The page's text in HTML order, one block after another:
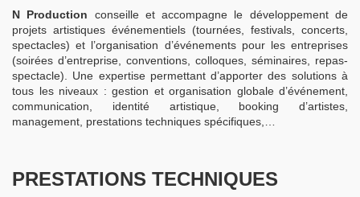
N Production conseille et accompagne le développement de
projets artistiques événementiels (tournées, festivals, concerts,
spectacles) et l’organisation d’événements pour les entreprises
(soirées d’entreprise, conventions, colloques, séminaires, repas-
spectacle). Une expertise permettant d’apporter des solutions à
tous les niveaux : gestion et organisation globale d’événement,
communication, identité artistique, booking d’artistes,
management, prestations techniques spécifiques,…
PRESTATIONS TECHNIQUES